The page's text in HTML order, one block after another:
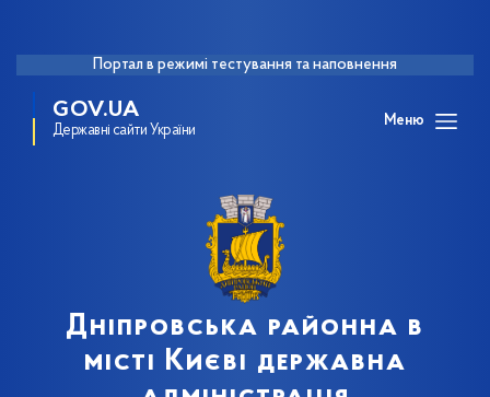
Портал в режимі тестування та наповнення
GOV.UA
Державні сайти України
Меню
Дніпровська районна в
місті Києві державна